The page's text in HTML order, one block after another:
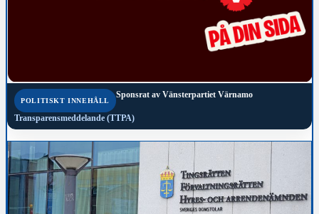
POLITISKT INNEHÅLL
Sponsrat av Vänsterpartiet Värnamo
Transparensmeddelande (TTPA)